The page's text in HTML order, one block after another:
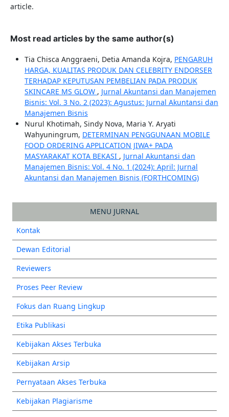
article.
Most read articles by the same author(s)
Tia Chisca Anggraeni, Detia Amanda Kojra, PENGARUH
HARGA, KUALITAS PRODUK DAN CELEBRITY ENDORSER
TERHADAP KEPUTUSAN PEMBELIAN PADA PRODUK
SKINCARE MS GLOW , Jurnal Akuntansi dan Manajemen
Bisnis: Vol. 3 No. 2 (2023): Agustus: Jurnal Akuntansi dan
Manajemen Bisnis
Nurul Khotimah, Sindy Nova, Maria Y. Aryati
Wahyuningrum, DETERMINAN PENGGUNAAN MOBILE
FOOD ORDERING APPLICATION JIWA+ PADA
MASYARAKAT KOTA BEKASI , Jurnal Akuntansi dan
Manajemen Bisnis: Vol. 4 No. 1 (2024): April: Jurnal
Akuntansi dan Manajemen Bisnis (FORTHCOMING)
MENU JURNAL
Kontak
Dewan Editorial
Reviewers
Proses Peer Review
Fokus dan Ruang Lingkup
Etika Publikasi
Kebijakan Akses Terbuka
Kebijakan Arsip
Pernyataan Akses Terbuka
Kebijakan Plagiarisme